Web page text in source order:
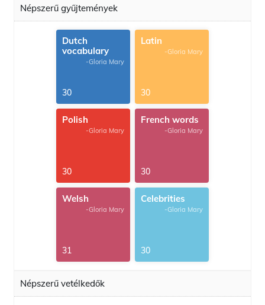
Népszerű gyűjtemények
Dutch
vocabulary
-Gloria Mary
30
Latin
-Gloria Mary
30
Polish
-Gloria Mary
30
French words
-Gloria Mary
30
Welsh
-Gloria Mary
31
Celebrities
-Gloria Mary
30
Népszerű vetélkedők